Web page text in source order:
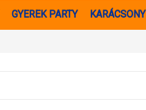
GYEREK PARTY KARÁCSONY